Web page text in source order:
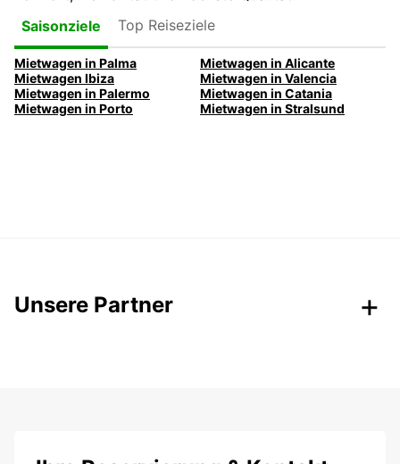
Saisonziele
Top Reiseziele
Mietwagen in Palma
Mietwagen in Alicante
Mietwagen Ibiza
Mietwagen in Valencia
Mietwagen in Palermo
Mietwagen in Catania
Mietwagen in Porto
Mietwagen in Stralsund
Unsere Partner